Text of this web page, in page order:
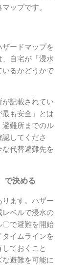
ップです。
ードマップを
自宅が「浸水
るかどうかで
記載されてい
も安全」とは
避難所までのル
してくださ
代替避難先を
で決める
ります。ハザー
レベルで浸水の
〇で避難を開始
イムラインを
ておくこと
避難を可能に